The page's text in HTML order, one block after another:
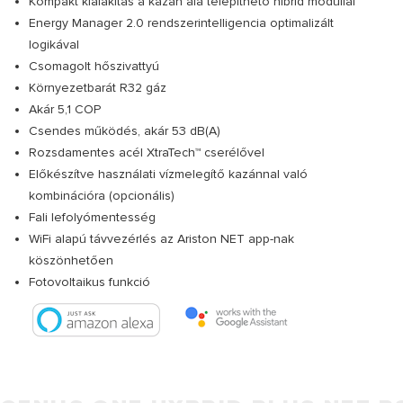
Energy Manager 2.0 rendszerintelligencia optimalizált
logikával
Csomagolt hőszivattyú
Környezetbarát R32 gáz
Akár 5,1 COP
Csendes működés, akár 53 dB(A)
Rozsdamentes acél XtraTech™ cserélővel
Előkészítve használati vízmelegítő kazánnal való
kombinációra (opcionális)
Fali lefolyómentesség
WiFi alapú távvezérlés az Ariston NET app-nak
köszönhetően
Fotovoltaikus funkció